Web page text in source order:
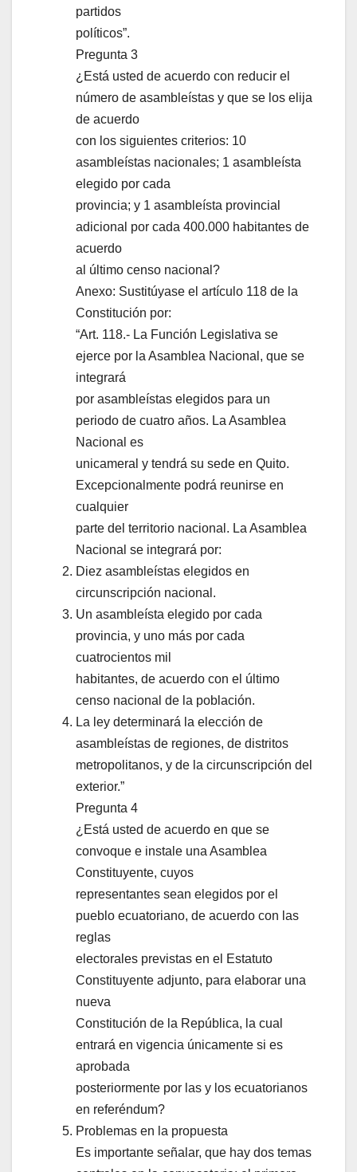
partidos
políticos”.
Pregunta 3
¿Está usted de acuerdo con reducir el
número de asambleístas y que se los elija
de acuerdo
con los siguientes criterios: 10
asambleístas nacionales; 1 asambleísta
elegido por cada
provincia; y 1 asambleísta provincial
adicional por cada 400.000 habitantes de
acuerdo
al último censo nacional?
Anexo: Sustitúyase el artículo 118 de la
Constitución por:
“Art. 118.- La Función Legislativa se
ejerce por la Asamblea Nacional, que se
integrará
por asambleístas elegidos para un
periodo de cuatro años. La Asamblea
Nacional es
unicameral y tendrá su sede en Quito.
Excepcionalmente podrá reunirse en
cualquier
parte del territorio nacional. La Asamblea
Nacional se integrará por:
Diez asambleístas elegidos en
circunscripción nacional.
Un asambleísta elegido por cada
provincia, y uno más por cada
cuatrocientos mil
habitantes, de acuerdo con el último
censo nacional de la población.
La ley determinará la elección de
asambleístas de regiones, de distritos
metropolitanos, y de la circunscripción del
exterior.”
Pregunta 4
¿Está usted de acuerdo en que se
convoque e instale una Asamblea
Constituyente, cuyos
representantes sean elegidos por el
pueblo ecuatoriano, de acuerdo con las
reglas
electorales previstas en el Estatuto
Constituyente adjunto, para elaborar una
nueva
Constitución de la República, la cual
entrará en vigencia únicamente si es
aprobada
posteriormente por las y los ecuatorianos
en referéndum?
Problemas en la propuesta
Es importante señalar, que hay dos temas